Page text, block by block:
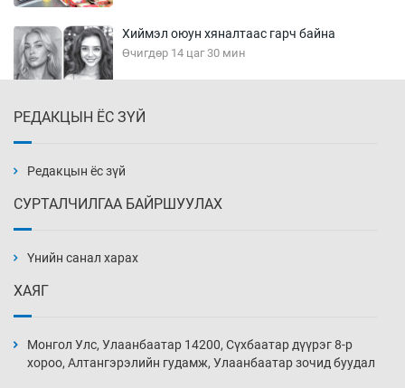
Хиймэл оюун хяналтаас гарч байна
Өчигдөр 14 цаг 30 мин
Өчигдөр 14 цаг 00 мин
нэмэгджээ
Өчигдөр 13 цаг 30 мин
РЕДАКЦЫН ЁС ЗҮЙ
Редакцын ёс зүй
СУРТАЛЧИЛГАА БАЙРШУУЛАХ
Үнийн санал харах
ХАЯГ
Монгол Улс, Улаанбаатар 14200, Сүхбаатар дүүрэг 8-р
хороо, Алтангэрэлийн гудамж, Улаанбаатар зочид буудал